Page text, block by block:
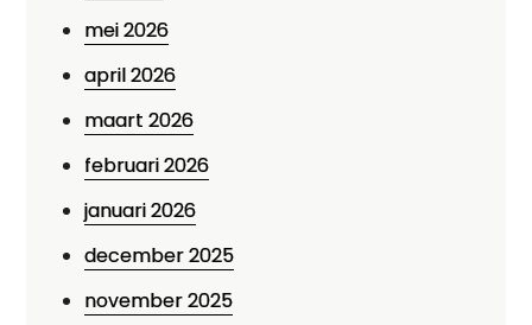
mei 2026
april 2026
maart 2026
februari 2026
januari 2026
december 2025
november 2025